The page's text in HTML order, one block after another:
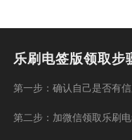
乐刷电签版领取步
第一步：确认自己是否有
第二步：加微信领取乐刷电